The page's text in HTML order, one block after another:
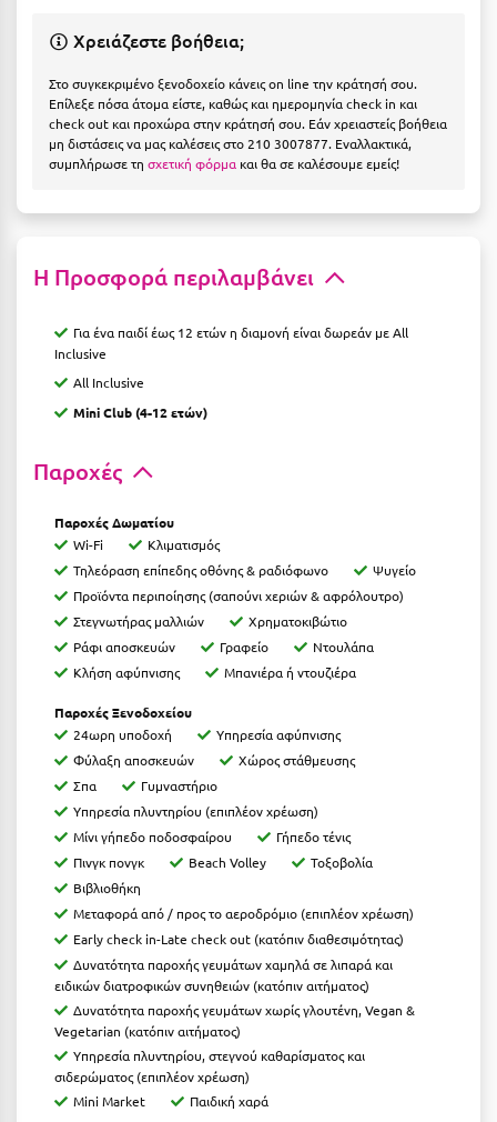
Καβάλα
Καλάβρυτα
Καλαμπάκα
Κάλυμνος
Καμένα Βούρλα
Καρδάμαινα
Καρδαμύλη
Κάρπαθος
Καρπενήσι
Κάρυστος
Κάσος
Κασσάνδρα
Καστοριά
Κατερίνη
Κέα - Τζιά
Κερατέα
Κέρκυρα
Κεφαλονιά
Κοζάνη
Κοκκώνι Κορινθίας
Κομοτηνή
Χρειάζεστε βοήθεια;
Στο συγκεκριμένο ξενοδοχείο κάνεις on line την κράτησή σου.
Επίλεξε πόσα άτομα είστε, καθώς και ημερομηνία check in και
check out και προχώρα στην κράτησή σου. Εάν χρειαστείς βοήθεια
μη διστάσεις να μας καλέσεις στο 210 3007877. Εναλλακτικά,
συμπλήρωσε τη σχετική φόρμα και θα σε καλέσουμε εμείς!
Η Προσφορά περιλαμβάνει
Για ένα παιδί έως 12 ετών η διαμονή είναι δωρεάν με All
Inclusive
All Inclusive
Mini Club (4-12 ετών)
Παροχές
Παροχές Δωματίου
Wi-Fi
Κλιματισμός
Τηλεόραση επίπεδης οθόνης & ραδιόφωνο
Ψυγείο
Προϊόντα περιποίησης(σαπούνι χεριών & αφρόλουτρο)
Στεγνωτήρας μαλλιών
Χρηματοκιβώτιο
Ράφι αποσκευών
Γραφείο
Ντουλάπα
Κλήση αφύπνισης
Μπανιέρα ή ντουζιέρα
Παροχές Ξενοδοχείου
24ωρη υποδοχή
Υπηρεσία αφύπνισης
Φύλαξη αποσκευών
Χώρος στάθμευσης
Σπα
Γυμναστήριο
Υπηρεσία πλυντηρίου (επιπλέον χρέωση)
Μίνι γήπεδο ποδοσφαίρου
Γήπεδο τένις
Πινγκ πονγκ
Beach Volley
Τοξοβολία
Βιβλιοθήκη
Μεταφορά από / προς το αεροδρόμιο (επιπλέον χρέωση)
Early check in-Late check out (κατόπιν διαθεσιμότητας)
Δυνατότητα παροχής γευμάτων χαμηλά σε λιπαρά και
ειδικών διατροφικών συνηθειών (κατόπιν αιτήματος)
Δυνατότητα παροχής γευμάτων χωρίς γλουτένη, Vegan &
Vegetarian (κατόπιν αιτήματος)
Υπηρεσία πλυντηρίου, στεγνού καθαρίσματος και
σιδερώματος (επιπλέον χρέωση)
Mini Market
Παιδική χαρά